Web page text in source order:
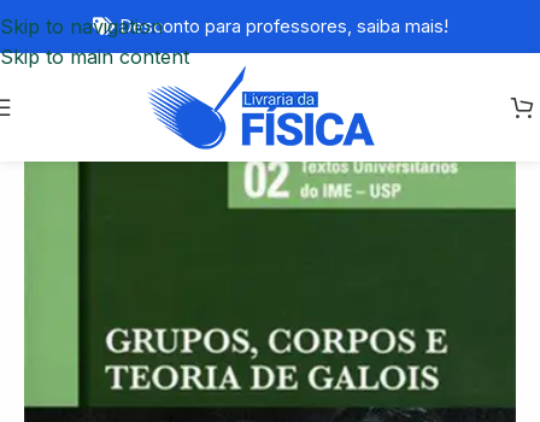
Skip to navigation
Skip to main content
Desconto para professores, saiba mais!